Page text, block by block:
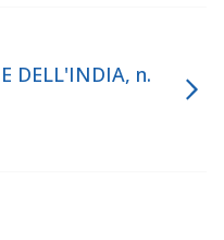
DELL'INDIA, n.